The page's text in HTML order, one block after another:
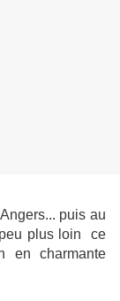
puis au
plus loin ce
en charmante